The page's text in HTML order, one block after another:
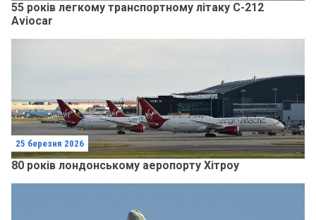
55 років легкому транспортному літаку C-212
Aviocar
25 березня 2026
80 років лондонському аеропорту Хітроу